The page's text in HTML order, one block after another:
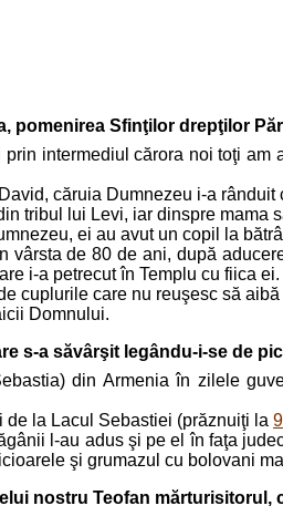
pomenirea Sfinţilor drepţilor
intermediul cărora noi toţi
căruia Dumnezeu i-a
tribul lui Levi, iar dinspre mama
ei au avut un copil la
de 80 de ani, după
i-a petrecut în Templu cu fiica ei.
cuplurile care nu reuşesc să aibă
Domnului.
s-a săvârşit legându-i-se de
din Armenia în zilele
de la Lacul Sebastiei (prăznuiţi la
l-au adus şi pe el în faţa
şi grumazul cu bolovani
nostru Teofan mărturisitorul,